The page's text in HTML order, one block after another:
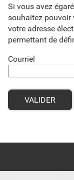
Si vous avez
souhaitez pouvoir
votre adresse
permettant de
Courriel
VALIDER